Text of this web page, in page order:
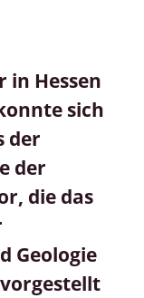
in Hessen
sich
der
der
die das
Geologie
vorgestellt